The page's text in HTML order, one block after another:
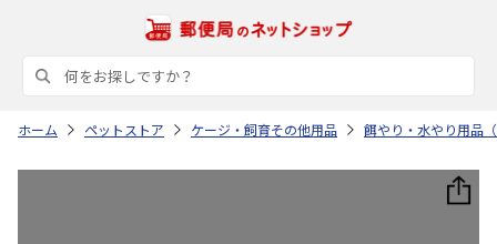
ホーム ペットストア ケージ・飼育その他用品 餌やり・水やり用品